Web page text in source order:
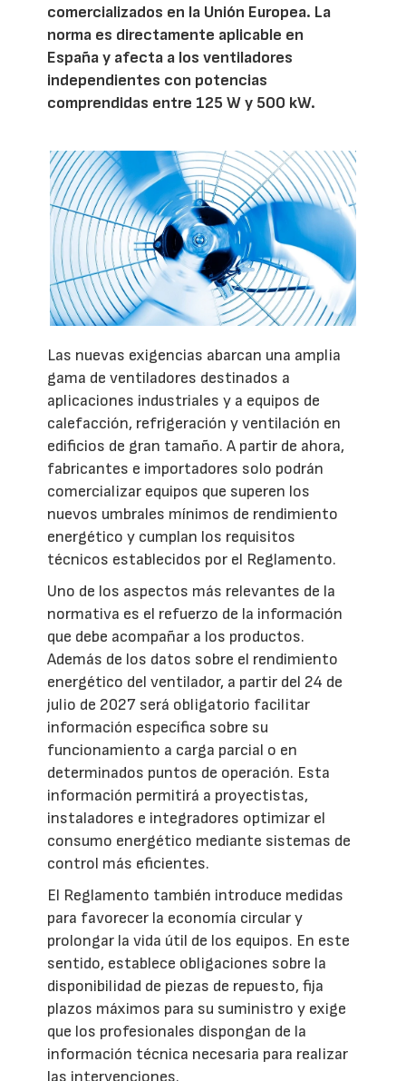
comercializados en la Unión Europea. La
norma es directamente aplicable en
España y afecta a los ventiladores
independientes con potencias
comprendidas entre 125 W y 500 kW.
Las nuevas exigencias abarcan una amplia
gama de ventiladores destinados a
aplicaciones industriales y a equipos de
calefacción, refrigeración y ventilación en
edificios de gran tamaño. A partir de ahora,
fabricantes e importadores solo podrán
comercializar equipos que superen los
nuevos umbrales mínimos de rendimiento
energético y cumplan los requisitos
técnicos establecidos por el Reglamento.
Uno de los aspectos más relevantes de la
normativa es el refuerzo de la información
que debe acompañar a los productos.
Además de los datos sobre el rendimiento
energético del ventilador, a partir del 24 de
julio de 2027 será obligatorio facilitar
información específica sobre su
funcionamiento a carga parcial o en
determinados puntos de operación. Esta
información permitirá a proyectistas,
instaladores e integradores optimizar el
consumo energético mediante sistemas de
control más eficientes.
El Reglamento también introduce medidas
para favorecer la economía circular y
prolongar la vida útil de los equipos. En este
sentido, establece obligaciones sobre la
disponibilidad de piezas de repuesto, fija
plazos máximos para su suministro y exige
que los profesionales dispongan de la
información técnica necesaria para realizar
las intervenciones.